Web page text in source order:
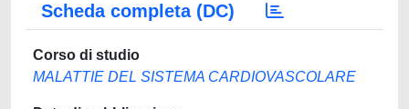
Scheda completa (DC)
Corso di studio
MALATTIE DEL SISTEMA CARDIOVASCOLARE